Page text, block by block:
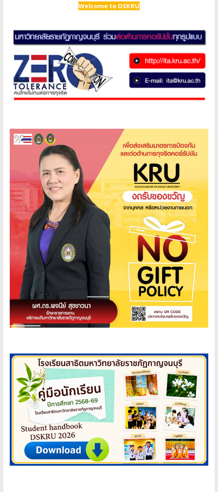
Welcome to DSKRU